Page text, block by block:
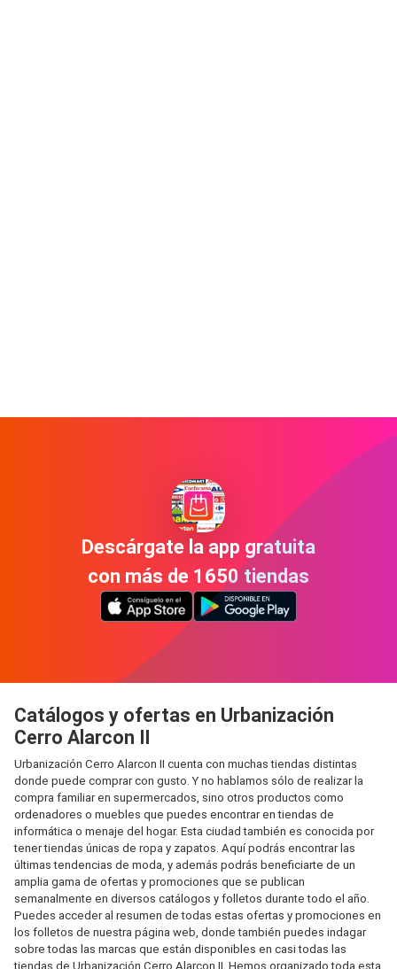
Descárgate la app gratuita
con más de 1650 tiendas
Catálogos y ofertas en Urbanización
Cerro Alarcon II
Urbanización Cerro Alarcon II cuenta con muchas tiendas distintas
donde puede comprar con gusto. Y no hablamos sólo de realizar la
compra familiar en supermercados, sino otros productos como
ordenadores o muebles que puedes encontrar en tiendas de
informática o menaje del hogar. Esta ciudad también es conocida por
tener tiendas únicas de ropa y zapatos. Aquí podrás encontrar las
últimas tendencias de moda, y además podrás beneficiarte de un
amplia gama de ofertas y promociones que se publican
semanalmente en diversos catálogos y folletos durante todo el año.
Puedes acceder al resumen de todas estas ofertas y promociones en
los folletos de nuestra página web, donde también puedes indagar
sobre todas las marcas que están disponibles en casi todas las
tiendas de Urbanización Cerro Alarcon II. Hemos organizado toda esta